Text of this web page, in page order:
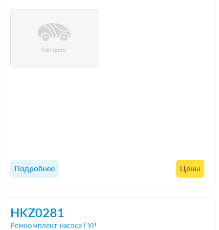
Подробнее Цены
HKZ0281
Ремкомплект насоса ГУР